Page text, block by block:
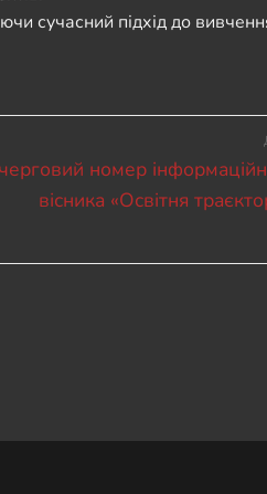
сучасний підхід до
номер
вісника «Освітня